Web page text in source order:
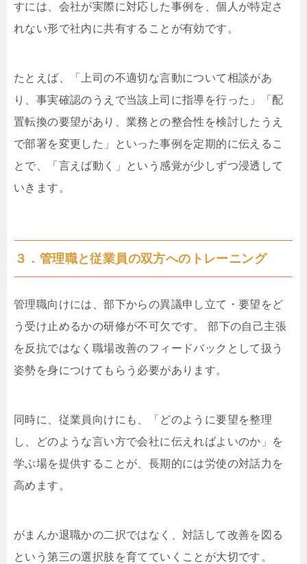
すには、会社が実際に対応した事例を、個人が特定さ
れない形で社内に共有することが有効です。
たとえば、「上司の不適切な言動について相談があ
り、事実確認のうえで当該上司に指導を行った」「配
置転換の要望があり、業務との整合性を検討したうえ
で部署を変更した」といった事例を定期的に伝えるこ
とで、「言えば動く」という感覚が少しずつ浸透して
いきます。
３．管理職と従業員の双方へのトレーニング
管理職向けには、部下からの異議申し立て・要望をど
う受け止めるかの研修が不可欠です。 部下の自己主張
を反抗ではなく職場改善のフィードバックとして扱う
姿勢を身につけてもらう必要があります。
同時に、従業員向けにも、「どのように要望を整理
し、どのような言い方で会社に伝えればよいのか」を
学ぶ場を提供することが、長期的には労使の対話力を
高めます。
がまんか退職かの二択ではなく、対話して改善を図る
という第三の選択肢を育てていくことが大切です。